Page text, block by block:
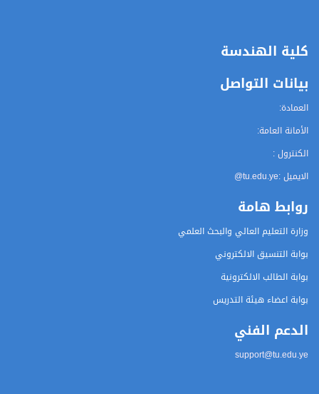
كلية الهندسة
بيانات التواصل
العمادة:
الأمانة العامة:
الكنترول :
الايميل :@tu.edu.ye
روابط هامة
وزارة التعليم العالي والبحث العلمي
بوابة التنسيق الالكتروني
بوابة الطالب الالكترونية
بوابة اعضاء هيئة التدريس
الدعم الفني
support@tu.edu.ye